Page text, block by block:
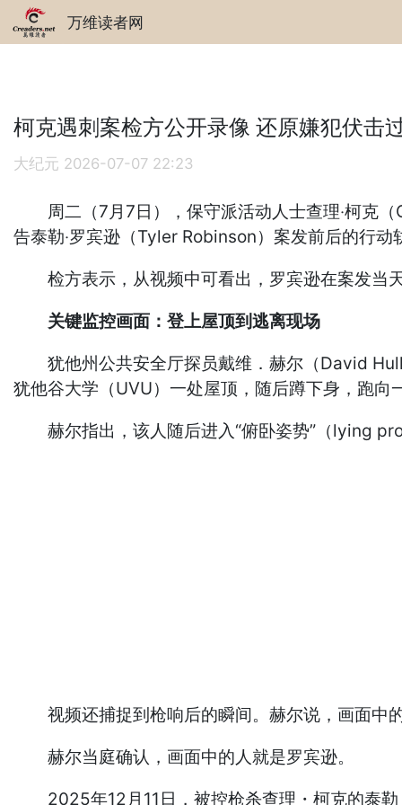
万维读者网
柯克遇刺案检方公开录像 还原嫌犯伏击
大纪元 2026-07-07 22:23
周二（7月7日），保守派活动人士查理‧柯克（
告泰勒‧罗宾逊（Tyler Robinson）案发前后的行动
检方表示，从视频中可看出，罗宾逊在案发当天
关键监控画面：登上屋顶到逃离现场
犹他州公共安全厅探员戴维．赫尔（David Hull
犹他谷大学（UVU）一处屋顶，随后蹲下身，跑向
赫尔指出，该人随后进入“俯卧姿势”（lying
视频还捕捉到枪响后的瞬间。赫尔说，画面中
赫尔当庭确认，画面中的人就是罗宾逊。
2025年12月11日，被控枪杀查理・柯克的泰勒